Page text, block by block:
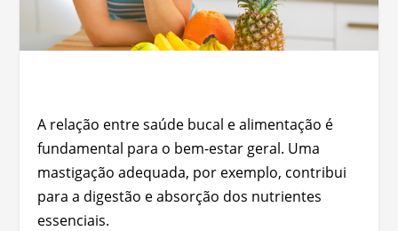
A relação entre saúde bucal e alimentação é
fundamental para o bem-estar geral. Uma
mastigação adequada, por exemplo, contribui
para a digestão e absorção dos nutrientes
essenciais.